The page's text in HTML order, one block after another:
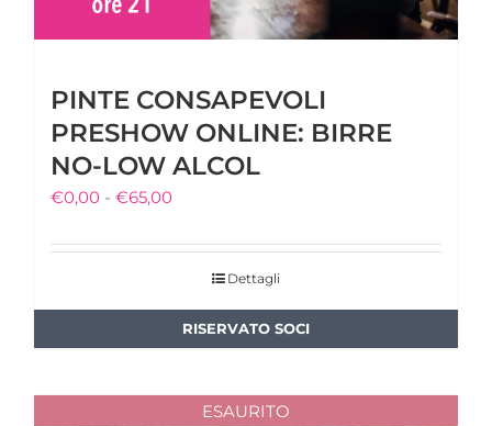
PINTE CONSAPEVOLI
PRESHOW ONLINE: BIRRE
NO-LOW ALCOL
€0,00 - €65,00Fascia
prezzo:
€0,00
a
Dettagli
ESAURITO